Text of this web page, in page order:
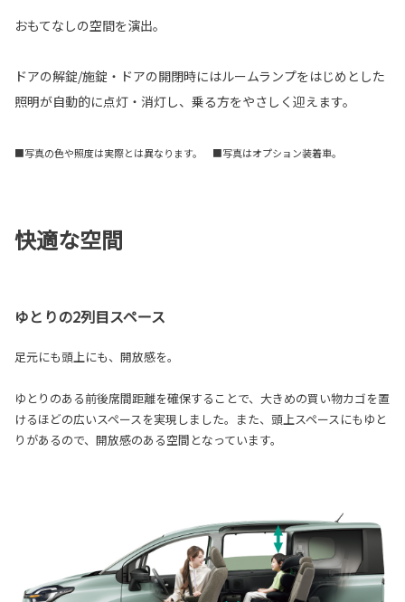
おもてなしの空間を演出。
ドアの解錠/施錠・ドアの開閉時にはルームランプをはじめとした
照明が自動的に点灯・消灯し、乗る方をやさしく迎えます。
■写真の色や照度は実際とは異なります。 ■写真はオプション装着車。
快適な空間
ゆとりの2列目スペース
足元にも頭上にも、開放感を。
ゆとりのある前後席間距離を確保することで、大きめの買い物カゴを置
けるほどの広いスペースを実現しました。また、頭上スペースにもゆと
りがあるので、開放感のある空間となっています。